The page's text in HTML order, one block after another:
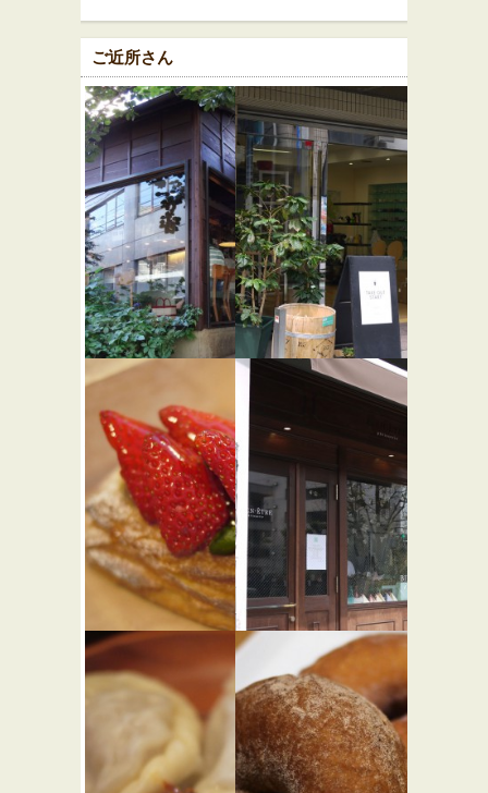
ご近所さん
入 iri ★★☆
イタリアン
堀口珈琲
上原店
★☆☆
カフェ・喫茶店
ブーラン
ジェリー
プーヴー
パティス
リー ビヤ
ンネート